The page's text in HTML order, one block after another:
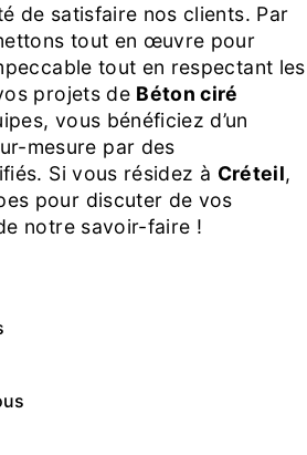
de satisfaire nos clients. Par
tout en œuvre pour
tout en respectant les
projets de Béton ciré
vous bénéficiez d’un
mesure par des
Si vous résidez à Créteil,
pour discuter de vos
notre savoir-faire !